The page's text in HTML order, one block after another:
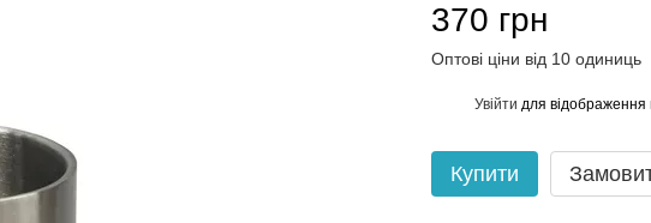
370 грн
Оптові ціни від 10 одиниць
Увійти для відображення
Купити